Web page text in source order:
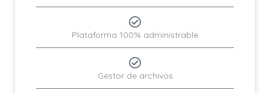
Plataforma 100% administrable
Gestor de archivos